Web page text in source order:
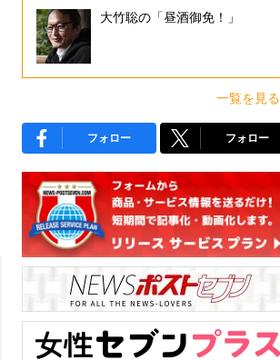
大竹聡の「昼酒御免！」
一覧を見る
フォロー フォロー